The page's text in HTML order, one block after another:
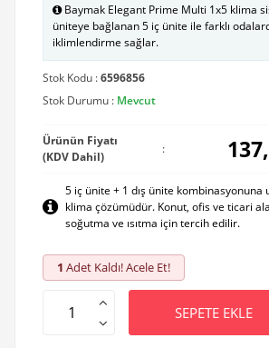
Baymak Elegant Prime Multi 1x5 klima
üniteye bağlanan 5 iç ünite ile farklı
iklimlendirme sağlar.
Stok Kodu :6596856
Stok Durumu : Mevcut
Ürünün Fiyatı
(KDV Dahil)
:
5 iç ünite + 1 dış ünite kombinasyonuna
klima çözümüdür. Konut, ofis ve ticari
soğutma ve ısıtma için tercih edilir.
1 Adet Kaldı! Acele Et!
SEPETE EKLE